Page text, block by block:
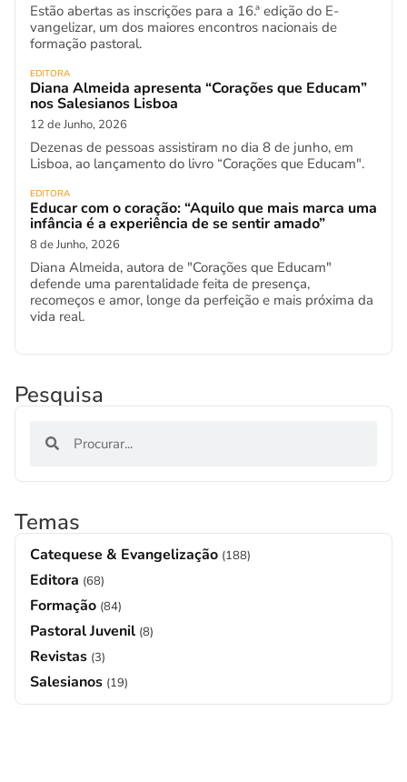
Estão abertas as inscrições para a 16.ª edição do E-
vangelizar, um dos maiores encontros nacionais de
formação pastoral.
EDITORA
Diana Almeida apresenta “Corações que Educam”
nos Salesianos Lisboa
12 de Junho, 2026
Dezenas de pessoas assistiram no dia 8 de junho, em
Lisboa, ao lançamento do livro “Corações que Educam".
EDITORA
Educar com o coração: “Aquilo que mais marca uma
infância é a experiência de se sentir amado”
8 de Junho, 2026
Diana Almeida, autora de "Corações que Educam"
defende uma parentalidade feita de presença,
recomeços e amor, longe da perfeição e mais próxima da
vida real.
Pesquisa
Temas
Catequese & Evangelização (188)
Editora (68)
Formação (84)
Pastoral Juvenil (8)
Revistas (3)
Salesianos (19)